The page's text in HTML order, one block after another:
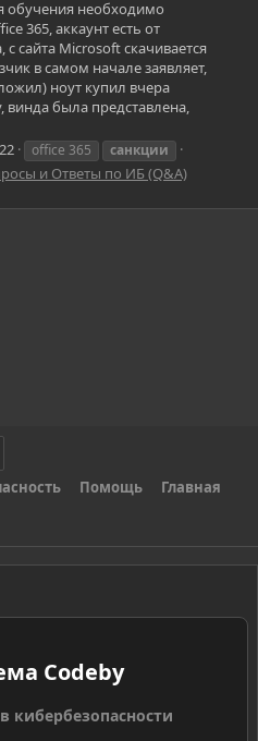
необходимо
365, аккаунт есть от
с сайта Microsoft скачивается
в самом начале заявляет,
ноут купил вчера
винда была представлена,
office 365 санкции
и Ответы по ИБ (Q&A)
Помощь Главная
Codeby
кибербезопасности